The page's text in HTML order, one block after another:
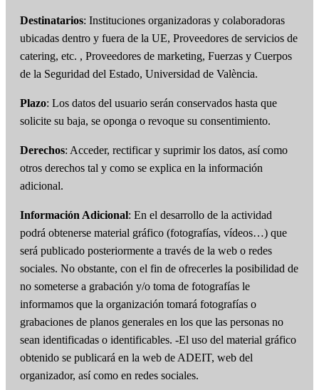
Destinatarios: Instituciones organizadoras y colaboradoras
ubicadas dentro y fuera de la UE, Proveedores de servicios de
catering, etc. , Proveedores de marketing, Fuerzas y Cuerpos
de la Seguridad del Estado, Universidad de València.
Plazo: Los datos del usuario serán conservados hasta que
solicite su baja, se oponga o revoque su consentimiento.
Derechos: Acceder, rectificar y suprimir los datos, así como
otros derechos tal y como se explica en la información
adicional.
Información Adicional: En el desarrollo de la actividad
podrá obtenerse material gráfico (fotografías, vídeos…) que
será publicado posteriormente a través de la web o redes
sociales. No obstante, con el fin de ofrecerles la posibilidad de
no someterse a grabación y/o toma de fotografías le
informamos que la organización tomará fotografías o
grabaciones de planos generales en los que las personas no
sean identificadas o identificables. -El uso del material gráfico
obtenido se publicará en la web de ADEIT, web del
organizador, así como en redes sociales.